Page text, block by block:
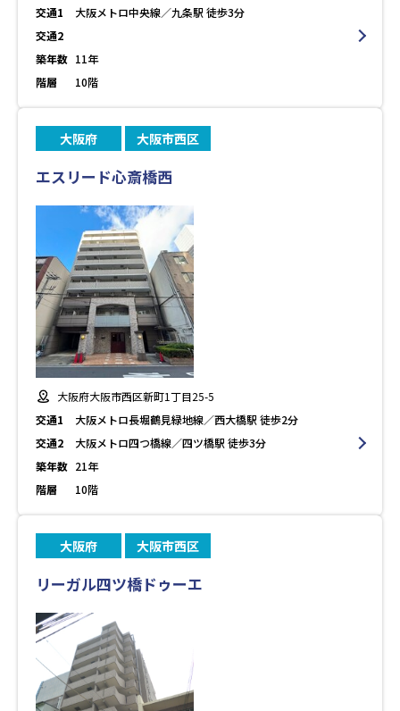
交通1
大阪メトロ中央線／九条駅 徒歩3分
交通2
築年数 11年
階層
10階
大阪府 大阪市西区
エスリード心斎橋西
大阪府大阪市西区新町1丁目25-5
交通1
大阪メトロ長堀鶴見緑地線／西大橋駅 徒歩2分
交通2
大阪メトロ四つ橋線／四ツ橋駅 徒歩3分
築年数 21年
階層
10階
大阪府 大阪市西区
リーガル四ツ橋ドゥーエ